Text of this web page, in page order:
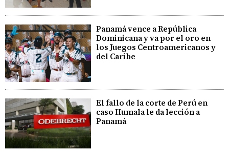
Panamá vence a República
Dominicana y va por el oro en
los Juegos Centroamericanos y
del Caribe
El fallo de la corte de Perú en
caso Humala le da lección a
Panamá